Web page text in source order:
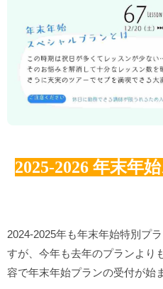
2025-2026 年末年
2024-2025年も年末年始特別プ
すが、今年も去年のプランより
容で年末年始プランの受付が始